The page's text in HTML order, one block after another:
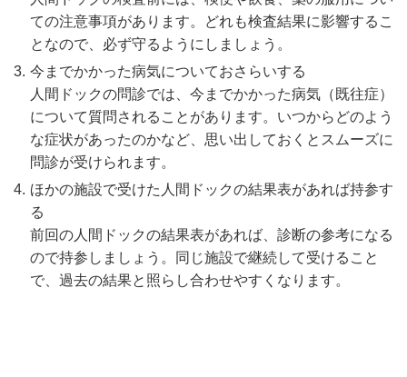
ての注意事項があります。どれも検査結果に影響するこ
となので、必ず守るようにしましょう。
今までかかった病気についておさらいする
人間ドックの問診では、今までかかった病気（既往症）
について質問されることがあります。いつからどのよう
な症状があったのかなど、思い出しておくとスムーズに
問診が受けられます。
ほかの施設で受けた人間ドックの結果表があれば持参す
る
前回の人間ドックの結果表があれば、診断の参考になる
ので持参しましょう。同じ施設で継続して受けること
で、過去の結果と照らし合わせやすくなります。